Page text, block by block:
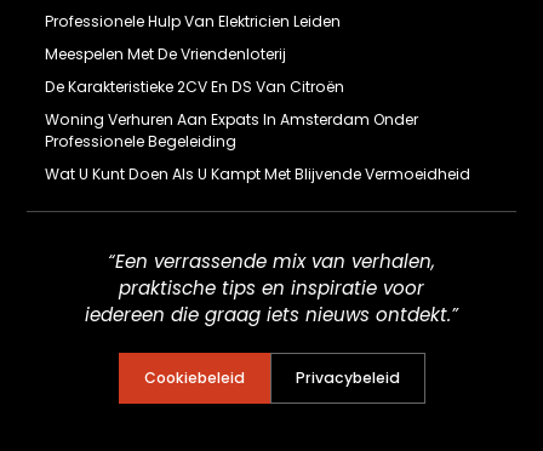
Professionele Hulp Van Elektricien Leiden
Meespelen Met De Vriendenloterij
De Karakteristieke 2CV En DS Van Citroën
Woning Verhuren Aan Expats In Amsterdam Onder
Professionele Begeleiding
Wat U Kunt Doen Als U Kampt Met Blijvende Vermoeidheid
“Een verrassende mix van verhalen,
praktische tips en inspiratie voor
iedereen die graag iets nieuws ontdekt.”
Cookiebeleid Privacybeleid